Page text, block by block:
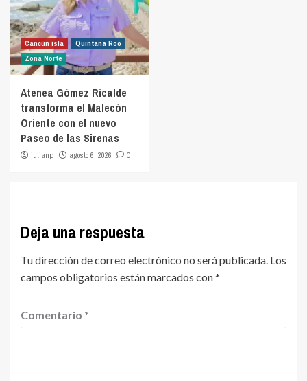
Cancún isla
Quintana Roo
Zona Norte
Atenea Gómez Ricalde
transforma el Malecón
Oriente con el nuevo
Paseo de las Sirenas
julianp agosto 6, 2026 0
Deja una respuesta
Tu dirección de correo electrónico no será publicada. Los
campos obligatorios están marcados con*
Comentario *